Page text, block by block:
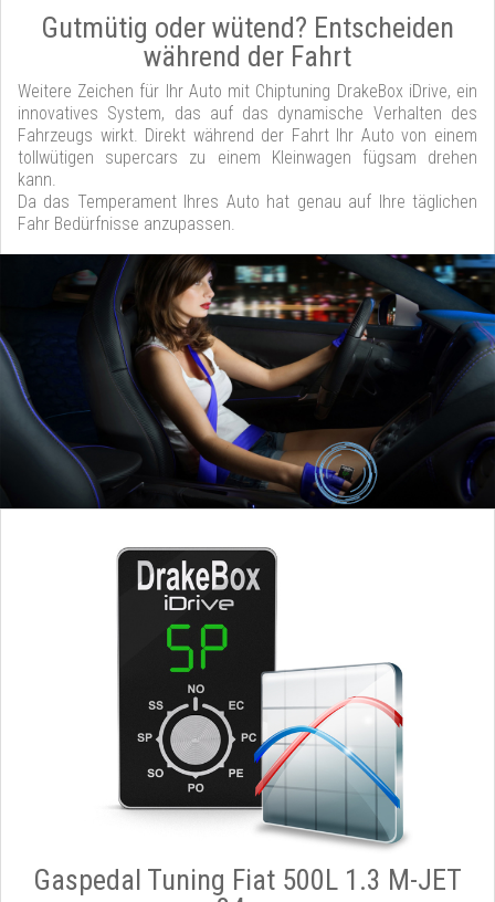
Gutmütig oder wütend? Entscheiden
während der Fahrt
Weitere Zeichen für Ihr Auto mit Chiptuning DrakeBox iDrive, ein
innovatives System, das auf das dynamische Verhalten des
Fahrzeugs wirkt. Direkt während der Fahrt Ihr Auto von einem
tollwütigen supercars zu einem Kleinwagen fügsam drehen
kann.
Da das Temperament Ihres Auto hat genau auf Ihre täglichen
Fahr Bedürfnisse anzupassen.
Gaspedal Tuning Fiat 500L 1.3 M-JET